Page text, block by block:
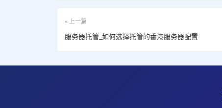
« 上一篇
服务器托管_如何选择托管的香港服务器配置